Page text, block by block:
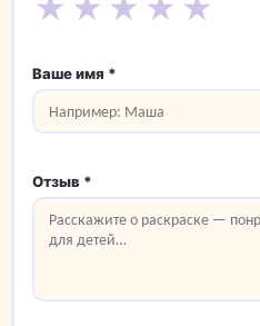
Ваше имя *
Отзыв *